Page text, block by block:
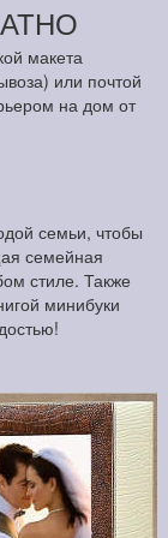
макета
или почтой
на дом от
семьи, чтобы
семейная
стиле. Также
минибуки